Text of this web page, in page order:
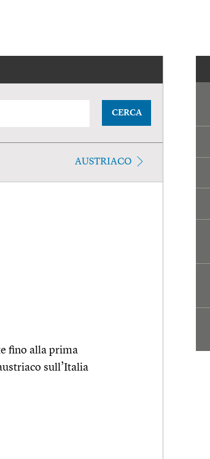
CERCA
AUSTRIACO
fino alla prima
sull’Italia